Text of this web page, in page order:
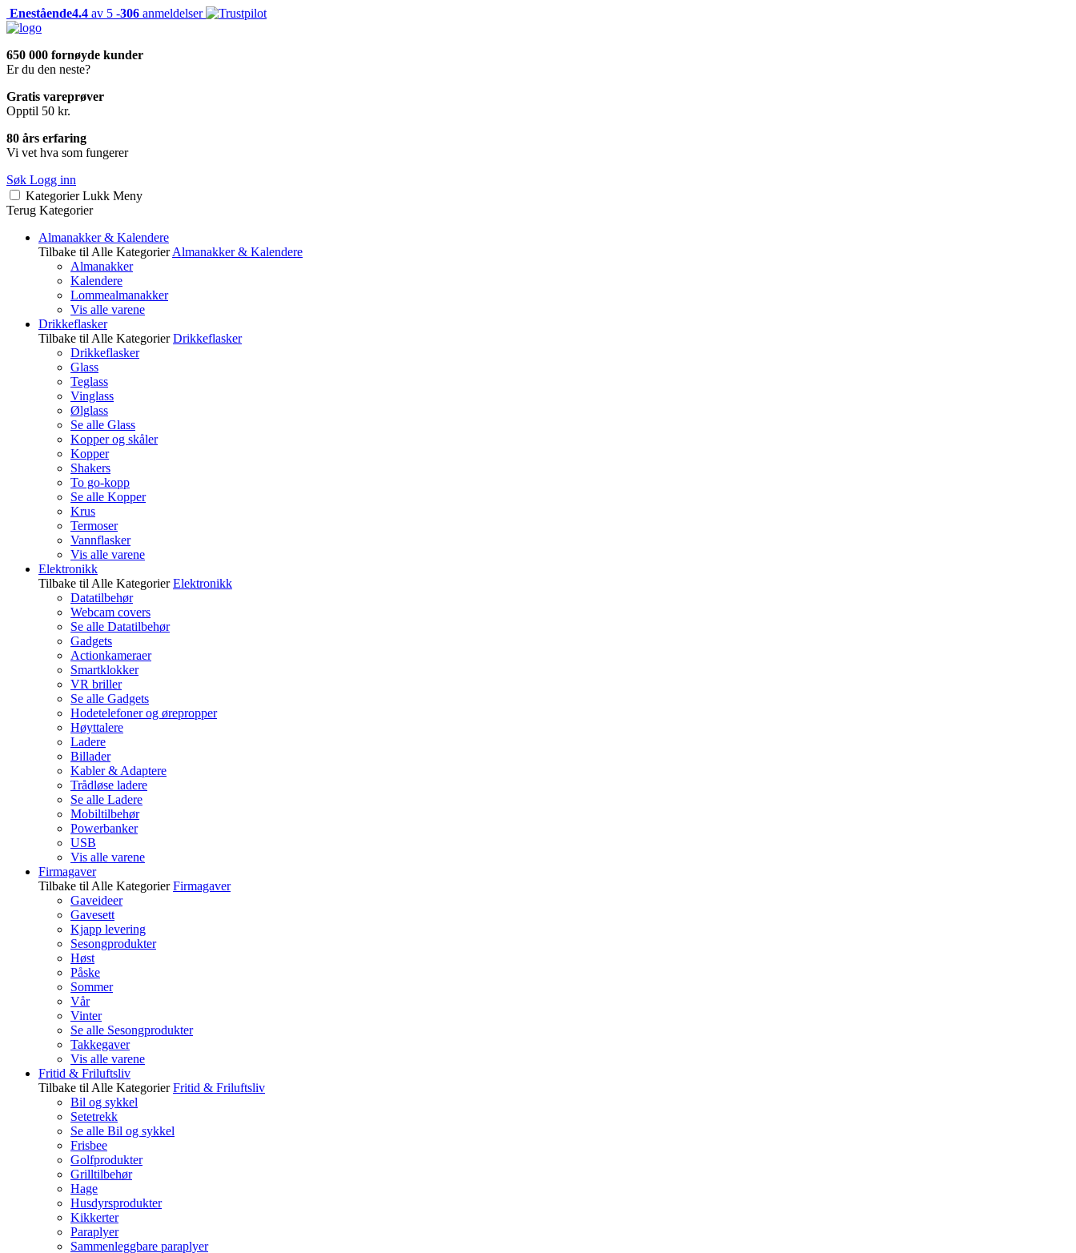
Enestående4.4 av 5 -306 anmeldelser
650 000 fornøyde kunder
Er du den neste?
Gratis vareprøver
Opptil 50 kr.
80 års erfaring
Vi vet hva som fungerer
Søk Logg inn
Kategorier Lukk Meny
Terug Kategorier
Almanakker & Kalendere
Tilbake til Alle Kategorier Almanakker & Kalendere
Almanakker
Kalendere
Lommealmanakker
Vis alle varene
Drikkeflasker
Tilbake til Alle Kategorier Drikkeflasker
Drikkeflasker
Glass
Teglass
Vinglass
Ølglass
Se alle Glass
Kopper og skåler
Kopper
Shakers
To go-kopp
Se alle Kopper
Krus
Termoser
Vannflasker
Vis alle varene
Elektronikk
Tilbake til Alle Kategorier Elektronikk
Datatilbehør
Webcam covers
Se alle Datatilbehør
Gadgets
Actionkameraer
Smartklokker
VR briller
Se alle Gadgets
Hodetelefoner og ørepropper
Høyttalere
Ladere
Billader
Kabler & Adaptere
Trådløse ladere
Se alle Ladere
Mobiltilbehør
Powerbanker
USB
Vis alle varene
Firmagaver
Tilbake til Alle Kategorier Firmagaver
Gaveideer
Gavesett
Kjapp levering
Sesongprodukter
Høst
Påske
Sommer
Vår
Vinter
Se alle Sesongprodukter
Takkegaver
Vis alle varene
Fritid & Friluftsliv
Tilbake til Alle Kategorier Fritid & Friluftsliv
Bil og sykkel
Setetrekk
Se alle Bil og sykkel
Frisbee
Golfprodukter
Grilltilbehør
Hage
Husdyrsprodukter
Kikkerter
Paraplyer
Sammenleggbare paraplyer